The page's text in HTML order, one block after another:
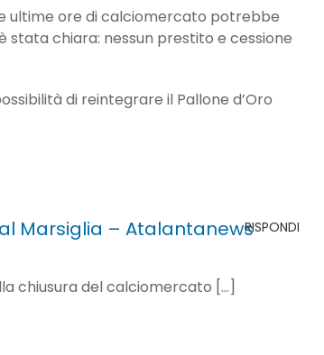
ultime ore di calciomercato potrebbe
stata chiara: nessun prestito e cessione
di reintegrare il Pallone d’Oro
Marsiglia – AtalantanewsRISPONDI
chiusura del calciomercato […]